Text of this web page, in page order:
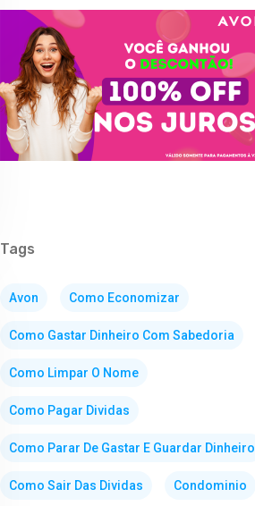
Tags
Avon Como Economizar
Como Gastar Dinheiro Com Sabedoria
Como Limpar O Nome
Como Pagar Dividas
Como Parar De Gastar E Guardar Dinheiro
Como Sair Das Dividas Condominio